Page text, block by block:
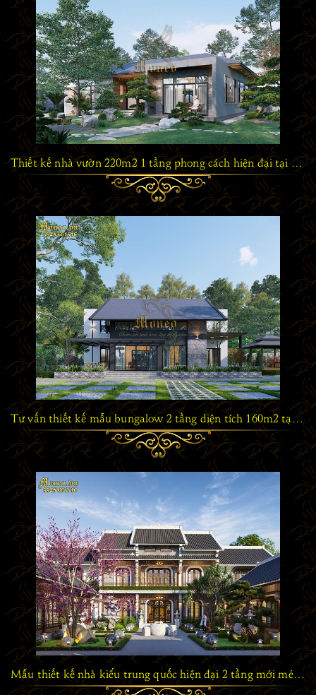
Thiết kế nhà vườn 220m2 1 tầng phong cách hiện đại tại Quảng Ninh
Tư vấn thiết kế mẫu bungalow 2 tầng diện tích 160m2 tại Hà Nội
Mẫu thiết kế nhà kiểu trung quốc hiện đại 2 tầng mới mẻ và khác biệt